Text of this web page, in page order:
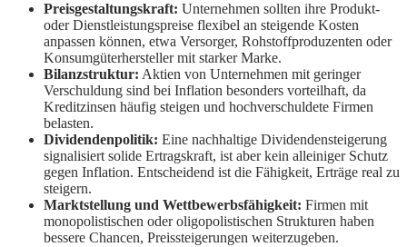
Preisgestaltungskraft: Unternehmen sollten ihre Produkt-
oder Dienstleistungspreise flexibel an steigende Kosten
anpassen können, etwa Versorger, Rohstoffproduzenten oder
Konsumgüterhersteller mit starker Marke.
Bilanzstruktur: Aktien von Unternehmen mit geringer
Verschuldung sind bei Inflation besonders vorteilhaft, da
Kreditzinsen häufig steigen und hochverschuldete Firmen
belasten.
Dividendenpolitik: Eine nachhaltige Dividendensteigerung
signalisiert solide Ertragskraft, ist aber kein alleiniger Schutz
gegen Inflation. Entscheidend ist die Fähigkeit, Erträge real zu
steigern.
Marktstellung und Wettbewerbsfähigkeit: Firmen mit
monopolistischen oder oligopolistischen Strukturen haben
bessere Chancen, Preissteigerungen weiterzugeben.